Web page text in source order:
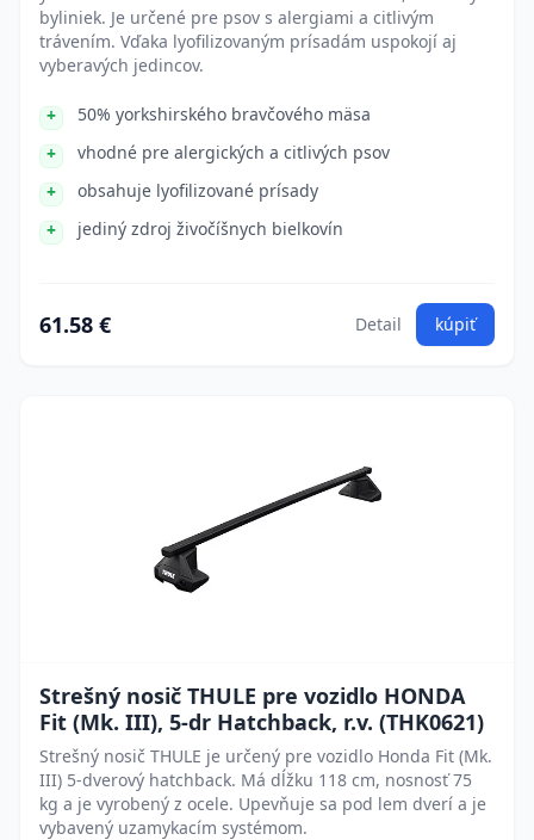
byliniek. Je určené pre psov s alergiami a citlivým
trávením. Vďaka lyofilizovaným prísadám uspokojí aj
vyberavých jedincov.
50% yorkshirského bravčového mäsa
vhodné pre alergických a citlivých psov
obsahuje lyofilizované prísady
jediný zdroj živočíšnych bielkovín
61.58 € Detail kúpiť
Strešný nosič THULE pre vozidlo HONDA
Fit (Mk. III), 5-dr Hatchback, r.v. (THK0621)
Strešný nosič THULE je určený pre vozidlo Honda Fit (Mk.
III) 5-dverový hatchback. Má dĺžku 118 cm, nosnosť 75
kg a je vyrobený z ocele. Upevňuje sa pod lem dverí a je
vybavený uzamykacím systémom.